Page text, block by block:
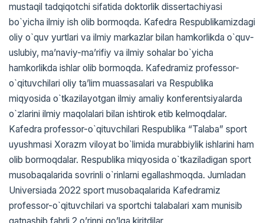
mustaqil tadqiqotchi sifatida doktorlik dissertachiyasi
bo`yicha ilmiy ish olib bormoqda. Kafedra Respublikamizdagi
oliy o`quv yurtlari va ilmiy markazlar bilan hamkorlikda o`quv-
uslubiy, ma’naviy-ma’rifiy va ilmiy sohalar bo`yicha
hamkorlikda ishlar olib bormoqda. Kafedramiz professor-
o`qituvchilari oliy ta’lim muassasalari va Respublika
miqyosida o`tkazilayotgan ilmiy amaliy konferentsiyalarda
o`zlarini ilmiy maqolalari bilan ishtirok etib kelmoqdalar.
Kafedra professor-o`qituvchilari Respublika “Talaba” sport
uyushmasi Xorazm viloyat bo`limida murabbiylik ishlarini ham
olib bormoqdalar. Respublika miqyosida o`tkaziladigan sport
musobaqalarida sovrinli o`rinlarni egallashmoqda. Jumladan
Universiada 2022 sport musobaqalarida Kafedramiz
professor-o`qituvchilari va sportchi talabalari xam munisib
qatnashib fahrli 2 o’rinni qo’lga kiritdilar